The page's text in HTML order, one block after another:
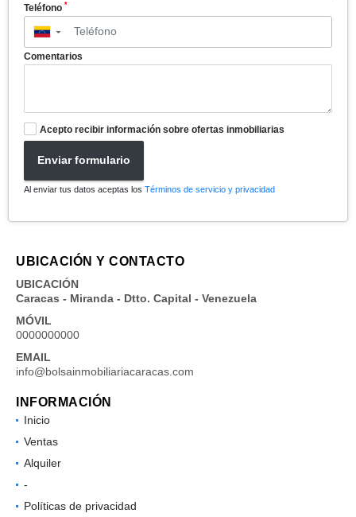
Teléfono *
▼
Comentarios
Acepto recibir información sobre ofertas inmobiliarias
Enviar formulario
Al enviar tus datos aceptas los Términos de servicio y privacidad
UBICACIÓN Y CONTACTO
UBICACIÓN
Caracas - Miranda - Dtto. Capital - Venezuela
MÓVIL
0000000000
EMAIL
info@bolsainmobiliariacaracas.com
INFORMACIÓN
Inicio
Ventas
Alquiler
-
Políticas de privacidad